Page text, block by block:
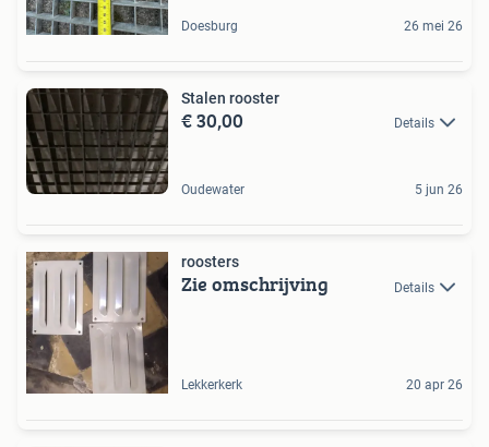
Doesburg 26 mei 26
Stalen rooster
€ 30,00 Details
Oudewater 5 jun 26
roosters
Zie omschrijving Details
Lekkerkerk 20 apr 26